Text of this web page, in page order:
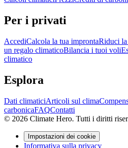
Per i privati
AccediCalcola la tua improntaRiduci la
un regalo climaticoBilancia i tuoi voli
climatico
Esplora
Dati climaticiArticoli sul clima
carbonicaFAQContatti
© 2026 Climate Hero. Tutti i diritti
Impostazioni dei cookie
Informativa sulla privacy